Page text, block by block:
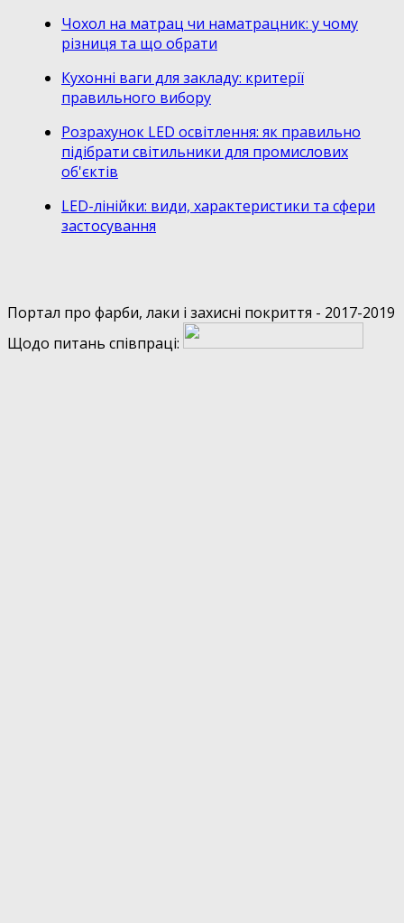
Чохол на матрац чи наматрацник: у чому
різниця та що обрати
Кухонні ваги для закладу: критерії
правильного вибору
Розрахунок LED освітлення: як правильно
підібрати світильники для промислових
об'єктів
LED-лінійки: види, характеристики та сфери
застосування
Портал про фарби, лаки і захисні покриття - 2017-2019
Щодо питань співпраці: